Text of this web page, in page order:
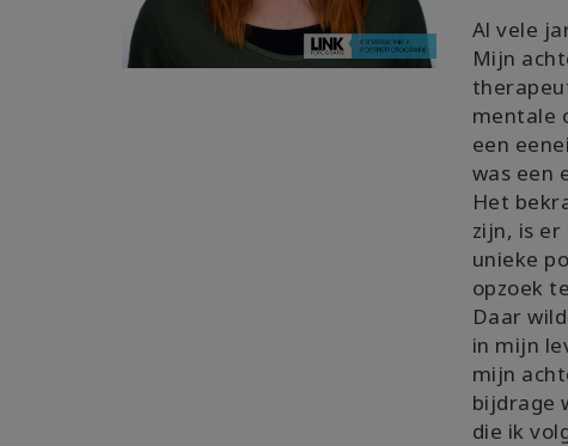
Al vele
Mijn
mentale
een
was een
Het
zijn, is
unieke
opzoek
Daar
in mijn
mijn
bijdrage
die ik